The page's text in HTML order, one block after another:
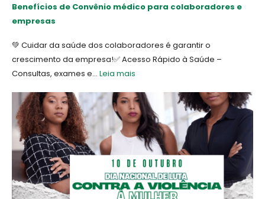
Benefícios de Convênio médico para colaboradores e
empresas
💚 Cuidar da saúde dos colaboradores é garantir o
crescimento da empresa!✅ Acesso Rápido à Saúde –
Consultas, exames e... Leia mais